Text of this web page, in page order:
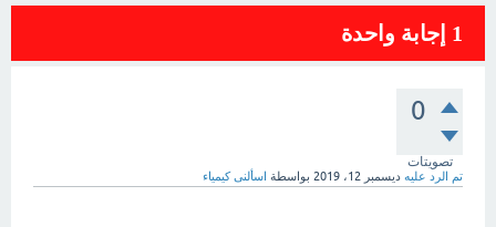
1 إجابة واحدة
0
تصويتات
تم الرد عليه ديسمبر 12، 2019 بواسطة اسألنى كيمياء